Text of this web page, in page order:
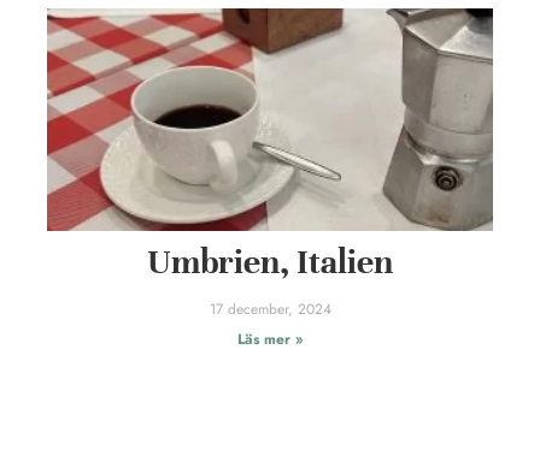
Umbrien, Italien
17 december, 2024
Läs mer »